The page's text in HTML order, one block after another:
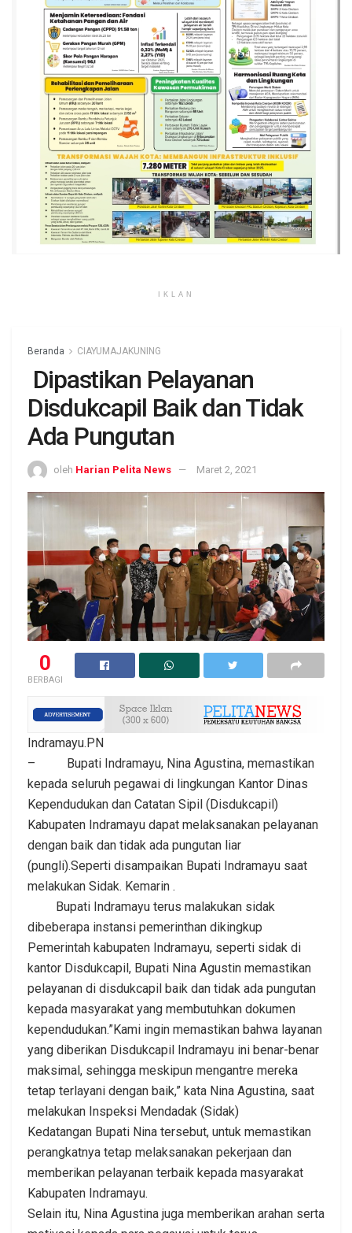
IKLAN
Beranda CIAYUMAJAKUNING
Dipastikan Pelayanan
Disdukcapil Baik dan Tidak
Ada Pungutan
oleh Harian Pelita News Maret 2, 2021
0
BERBAGI
Indramayu.PN
– Bupati Indramayu, Nina Agustina, memastikan
kepada seluruh pegawai di lingkungan Kantor Dinas
Kependudukan dan Catatan Sipil (Disdukcapil)
Kabupaten Indramayu dapat melaksanakan pelayanan
dengan baik dan tidak ada pungutan liar
(pungli).Seperti disampaikan Bupati Indramayu saat
melakukan Sidak. Kemarin .
Bupati Indramayu terus malakukan sidak
dibeberapa instansi pemerinthan dikingkup
Pemerintah kabupaten Indramayu, seperti sidak di
kantor Disdukcapil, Bupati Nina Agustin memastikan
pelayanan di disdukcapil baik dan tidak ada pungutan
kepada masyarakat yang membutuhkan dokumen
kependudukan.”Kami ingin memastikan bahwa layanan
yang diberikan Disdukcapil Indramayu ini benar-benar
maksimal, sehingga meskipun mengantre mereka
tetap terlayani dengan baik,” kata Nina Agustina, saat
melakukan Inspeksi Mendadak (Sidak)
Kedatangan Bupati Nina tersebut, untuk memastikan
perangkatnya tetap melaksanakan pekerjaan dan
memberikan pelayanan terbaik kepada masyarakat
Kabupaten Indramayu.
Selain itu, Nina Agustina juga memberikan arahan serta